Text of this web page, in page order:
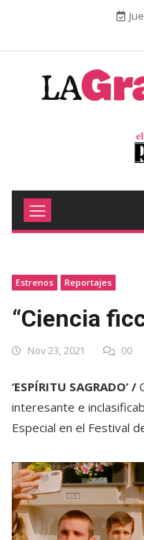
Estrenos Reportajes
“Ciencia
Nov 23, 2021 00
‘ESPÍRITU SAGRADO’ /
interesante e
Especial en el Festival